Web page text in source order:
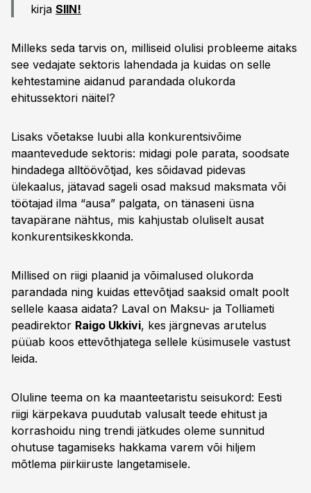
kirja SIIN!
Milleks seda tarvis on, milliseid olulisi probleeme aitaks
see vedajate sektoris lahendada ja kuidas on selle
kehtestamine aidanud parandada olukorda
ehitussektori näitel?
Lisaks võetakse luubi alla konkurentsivõime
maantevedude sektoris: midagi pole parata, soodsate
hindadega alltöövõtjad, kes sõidavad pidevas
ülekaalus, jätavad sageli osad maksud maksmata või
töötajad ilma “ausa” palgata, on tänaseni üsna
tavapärane nähtus, mis kahjustab oluliselt ausat
konkurentsikeskkonda.
Millised on riigi plaanid ja võimalused olukorda
parandada ning kuidas ettevõtjad saaksid omalt poolt
sellele kaasa aidata? Laval on Maksu- ja Tolliameti
peadirektor Raigo Ukkivi, kes järgnevas arutelus
püüab koos ettevõthjatega sellele küsimusele vastust
leida.
Oluline teema on ka maanteetaristu seisukord: Eesti
riigi kärpekava puudutab valusalt teede ehitust ja
korrashoidu ning trendi jätkudes oleme sunnitud
ohutuse tagamiseks hakkama varem või hiljem
mõtlema piirkiiruste langetamisele.